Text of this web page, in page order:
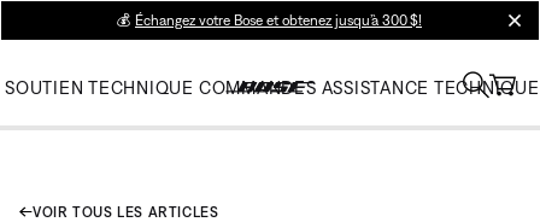
💰 Échangez votre Bose et obtenez jusqu’à 300 $!
SOUTIEN TECHNIQUE COMMANDES ASSISTANCE TECHNIQUE
VOIR TOUS LES ARTICLES